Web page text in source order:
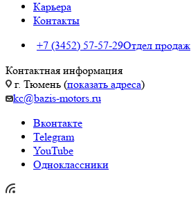
Карьера
Контакты
+7 (3452) 57-57-29Отдел продаж
Контактная информация
г. Тюмень (показать адреса)
kc@bazis-motors.ru
Вконтакте
Telegram
YouTube
Одноклассники